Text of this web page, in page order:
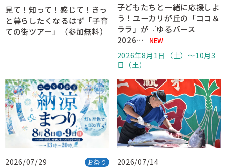
見て！知って！感じて！きっ
と暮らしたくなるはず「子育
ての街ツアー」（参加無料）
子どもたちと一緒に応援しよ
う！ユーカリが丘の「ココ＆
ララ」が『ゆるバース
2026…
NEW
2026年8月1日（土）〜10月3
日（土）
2026/07/29 お祭り 2026/07/14